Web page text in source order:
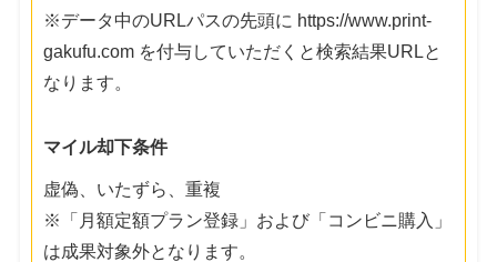
※データ中のURLパスの先頭に https://www.print-
gakufu.com を付与していただくと検索結果URLと
なります。
マイル却下条件
虚偽、いたずら、重複
※「月額定額プラン登録」および「コンビニ購入」
は成果対象外となります。